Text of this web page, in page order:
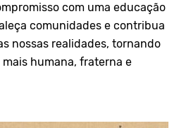
com uma educação
comunidades e contribua
nossas realidades, tornando
humana, fraterna e